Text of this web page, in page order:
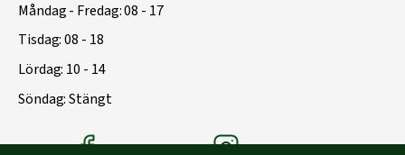
Måndag - Fredag: 08 - 17
Tisdag: 08 - 18
Lördag: 10 - 14
Söndag: Stängt